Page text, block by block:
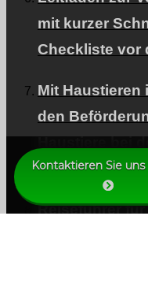
mit kurzer
Checkliste vor
Mit Haustieren
den
Reiseführer für
Kontaktieren Sie